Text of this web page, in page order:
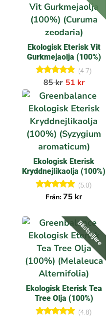
Ekologisk Eterisk Vit
Gurkmejaolja (100%)
Betygsatt
av 5
(4.7)
85kr 51 kr
Ekologisk Eterisk
Kryddnejlikaolja (100%)
Betygsatt
(5.0)
Från:75 kr
Bästsäljare
Ekologisk Eterisk Tea
Tree Olja (100%)
(4.8)